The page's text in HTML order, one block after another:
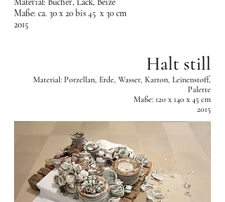
Maße: ca. 30 x 20 bis 45 x 30 cm
2015
Halt still
Material: Porzellan, Erde, Wasser, Karton, Leinenstoff,
Palette
Maße: 120 x 140 x 45 cm
2015